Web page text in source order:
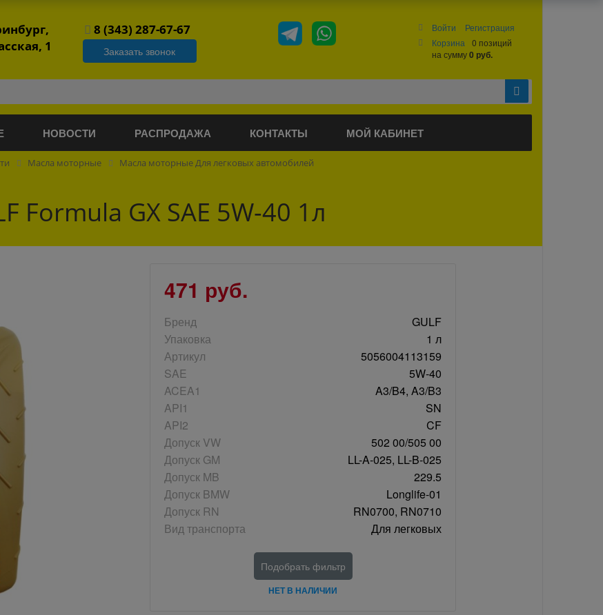
1
8 (343) 287-67-67
Заказать звонок
Войти
Регистрация
Корзина
0 позиций
на сумму0 руб.
НОВОСТИ РАСПРОДАЖА КОНТАКТЫ МОЙ КАБИНЕТ
Масла моторные
Масла моторные Для легковых автомобилей
Formula GX SAE 5W-40 1л
471 руб.
Бренд
GULF
Упаковка
1 л
Артикул
5056004113159
SAE
5W-40
ACEA1
A3/B4, A3/B3
API1
SN
API2
CF
Допуск VW
502 00/505 00
Допуск GM
LL-A-025, LL-B-025
Допуск MB
229.5
Допуск BMW
Longlife-01
Допуск RN
RN0700, RN0710
Вид транспорта
Для легковых
Подобрать фильтр
НЕТ В НАЛИЧИИ